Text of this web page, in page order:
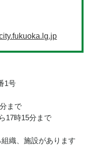
1号
まで
17時15分まで
織、施設があります